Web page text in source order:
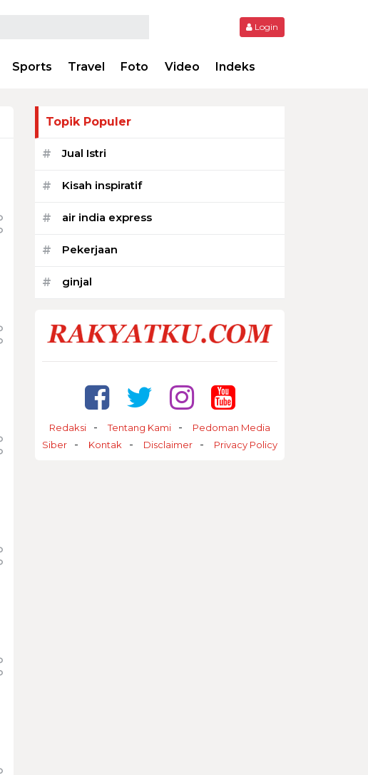
Login
Sports Travel Foto Video Indeks
Topik Populer
# Jual Istri
# Kisah inspiratif
# air india express
# Pekerjaan
# ginjal
Redaksi Tentang Kami
Pedoman Media
Siber
Kontak Disclaimer Privacy Policy